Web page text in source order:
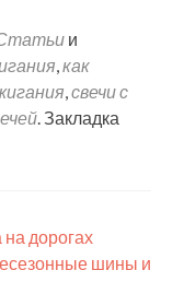
и
,как
,свечи с
. Закладка
дорогах
шины и